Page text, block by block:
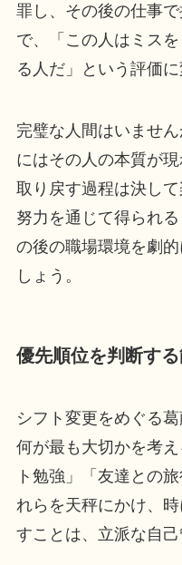
罪し、その後の仕事
で、「この人はミス
る人だ」という評価に
完璧な人間はいませ
にはその人の本質が
取り戻す過程は決し
努力を通じて得られ
の後の職場環境を劇
しょう。
優先順位を判断する
シフト変更をめぐる
何が最も大切かを考
ト勉強」「友達との
れらを天秤にかけ、
すことは、立派な自己